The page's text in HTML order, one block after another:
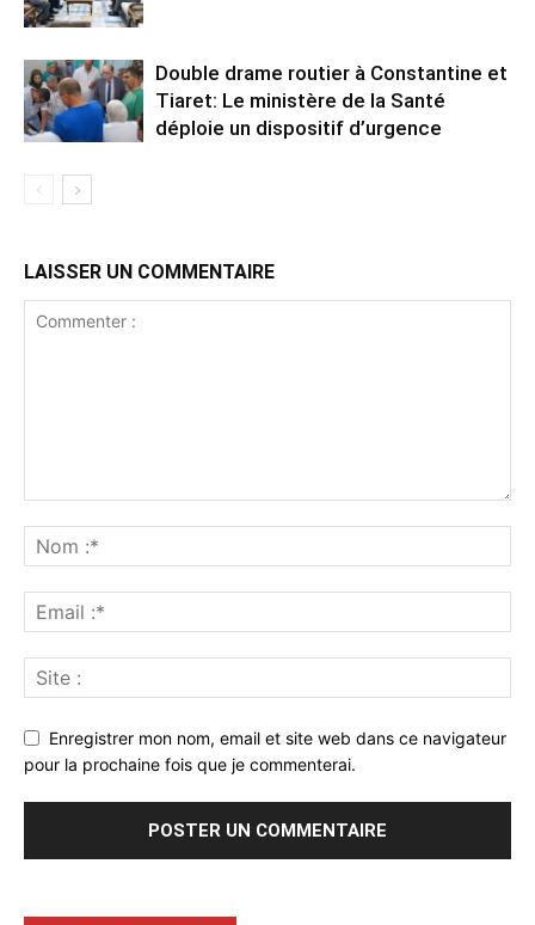
Double drame routier à Constantine et
Tiaret: Le ministère de la Santé
déploie un dispositif d’urgence
LAISSER UN COMMENTAIRE
Enregistrer mon nom, email et site web dans ce navigateur
pour la prochaine fois que je commenterai.